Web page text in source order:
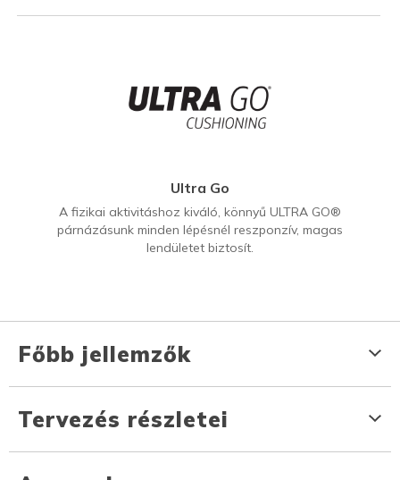
Ultra Go
A fizikai aktivitáshoz kiváló, könnyű ULTRA GO®
párnázásunk minden lépésnél reszponzív, magas
lendületet biztosít.
Főbb jellemzők
Tervezés részletei